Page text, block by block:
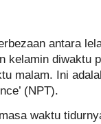
antara
kelamin diwaktu
malam. Ini
(NPT).
waktu